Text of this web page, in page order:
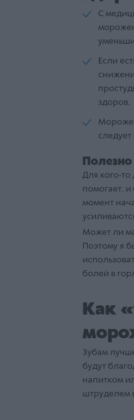
С
Если
здоров.
Для кого-то
помогает,
момент
Может ли
Поэтому я
болей в
Как
Зубам
будут
напитком
штруделем